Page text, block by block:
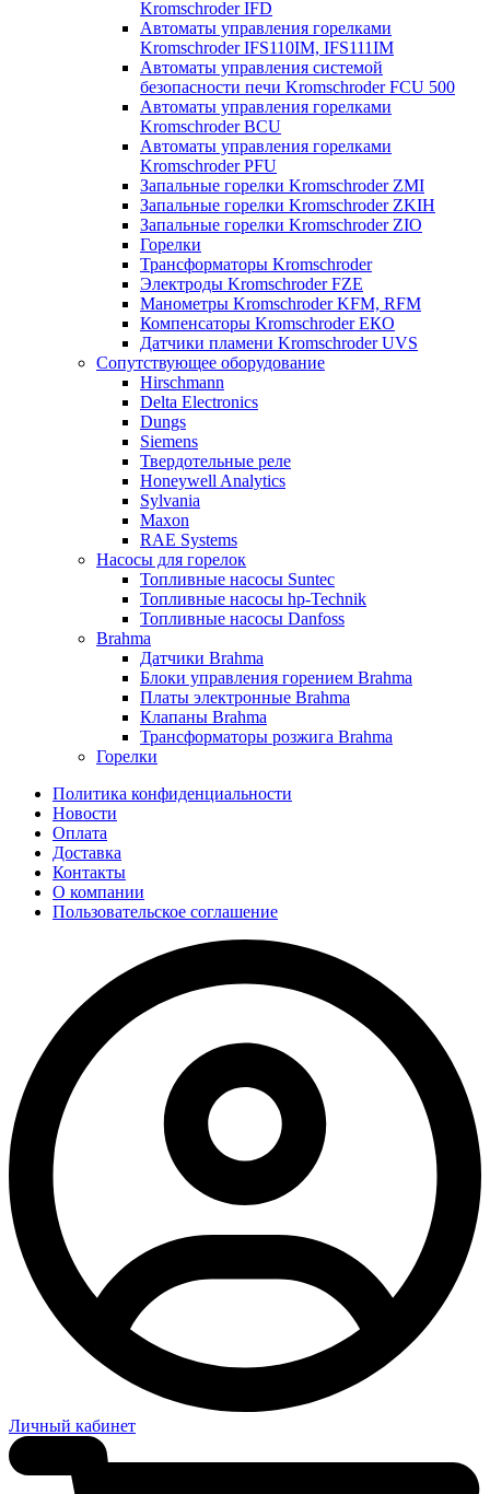
Kromschroder IFD
Автоматы управления горелками
Kromschroder IFS110IM, IFS111IM
Автоматы управления системой
безопасности печи Kromschroder FCU 500
Автоматы управления горелками
Kromschroder BCU
Автоматы управления горелками
Kromschroder PFU
Запальные горелки Kromschroder ZМI
Запальные горелки Kromschroder ZKIH
Запальные горелки Kromschroder ZIO
Горелки
Трансформаторы Kromschroder
Электроды Kromschroder FZE
Манометры Kromschroder KFM, RFM
Компенсаторы Kromschroder ЕКО
Датчики пламени Kromschroder UVS
Сопутствующее оборудование
Hirschmann
Delta Electronics
Dungs
Siemens
Твердотельные реле
Honeywell Analytics
Sylvania
Maxon
RAE Systems
Насосы для горелок
Топливные насосы Suntec
Топливные насосы hp-Technik
Топливные насосы Danfoss
Brahma
Датчики Brahma
Блоки управления горением Brahma
Платы электронные Brahma
Клапаны Brahma
Трансформаторы розжига Brahma
Горелки
Политика конфиденциальности
Новости
Оплата
Доставка
Контакты
О компании
Пользовательское соглашение
Личный кабинет